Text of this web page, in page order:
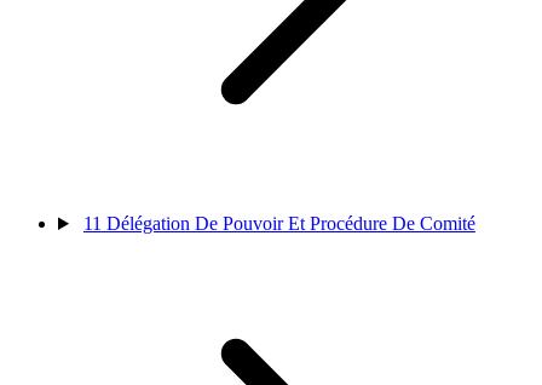
11 Délégation De Pouvoir Et Procédure De Comité